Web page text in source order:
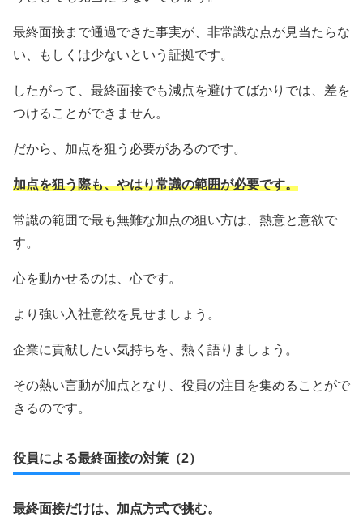
最終面接まで通過できた事実が、非常識な点が見当たらな
い、もしくは少ないという証拠です。
したがって、最終面接でも減点を避けてばかりでは、差を
つけることができません。
だから、加点を狙う必要があるのです。
加点を狙う際も、やはり常識の範囲が必要です。
常識の範囲で最も無難な加点の狙い方は、熱意と意欲で
す。
心を動かせるのは、心です。
より強い入社意欲を見せましょう。
企業に貢献したい気持ちを、熱く語りましょう。
その熱い言動が加点となり、役員の注目を集めることがで
きるのです。
役員による最終面接の対策（2）
最終面接だけは、加点方式で挑む。